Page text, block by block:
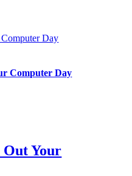
Day
Computer Day
Out Your